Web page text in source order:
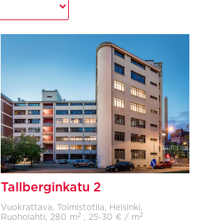
Tallberginkatu 2
Vuokrattava, Toimistotila, Helsinki,
Ruoholahti,
280 m2, 25-30 € / m2